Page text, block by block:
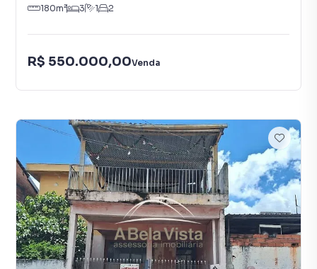
180m² 3 1 2
R$ 550.000,00Venda